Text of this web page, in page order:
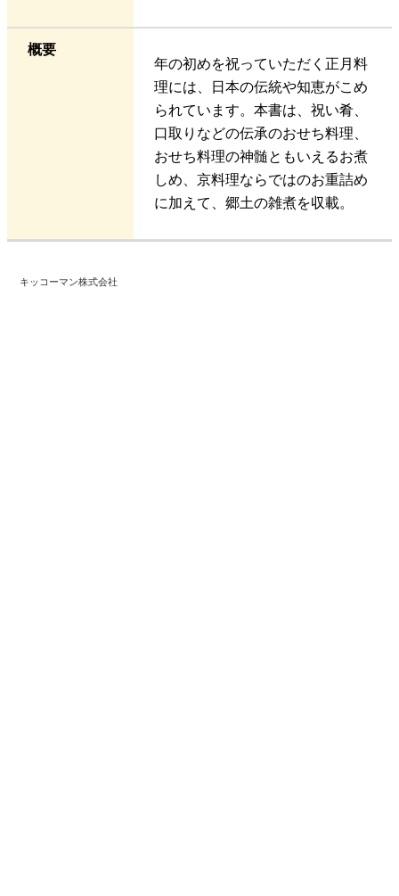
概要
年の初めを祝っていただく正月料
理には、日本の伝統や知恵がこめ
られています。本書は、祝い肴、
口取りなどの伝承のおせち料理、
おせち料理の神髄ともいえるお煮
しめ、京料理ならではのお重詰め
に加えて、郷土の雑煮を収載。
キッコーマン株式会社